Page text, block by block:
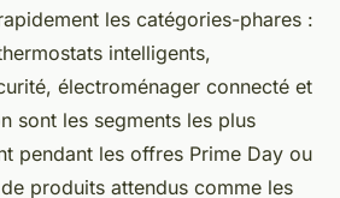
les catégories-phares :
intelligents,
électroménager connecté et
sont les segments les plus
pendant les offres Prime Day ou
produits attendus comme les